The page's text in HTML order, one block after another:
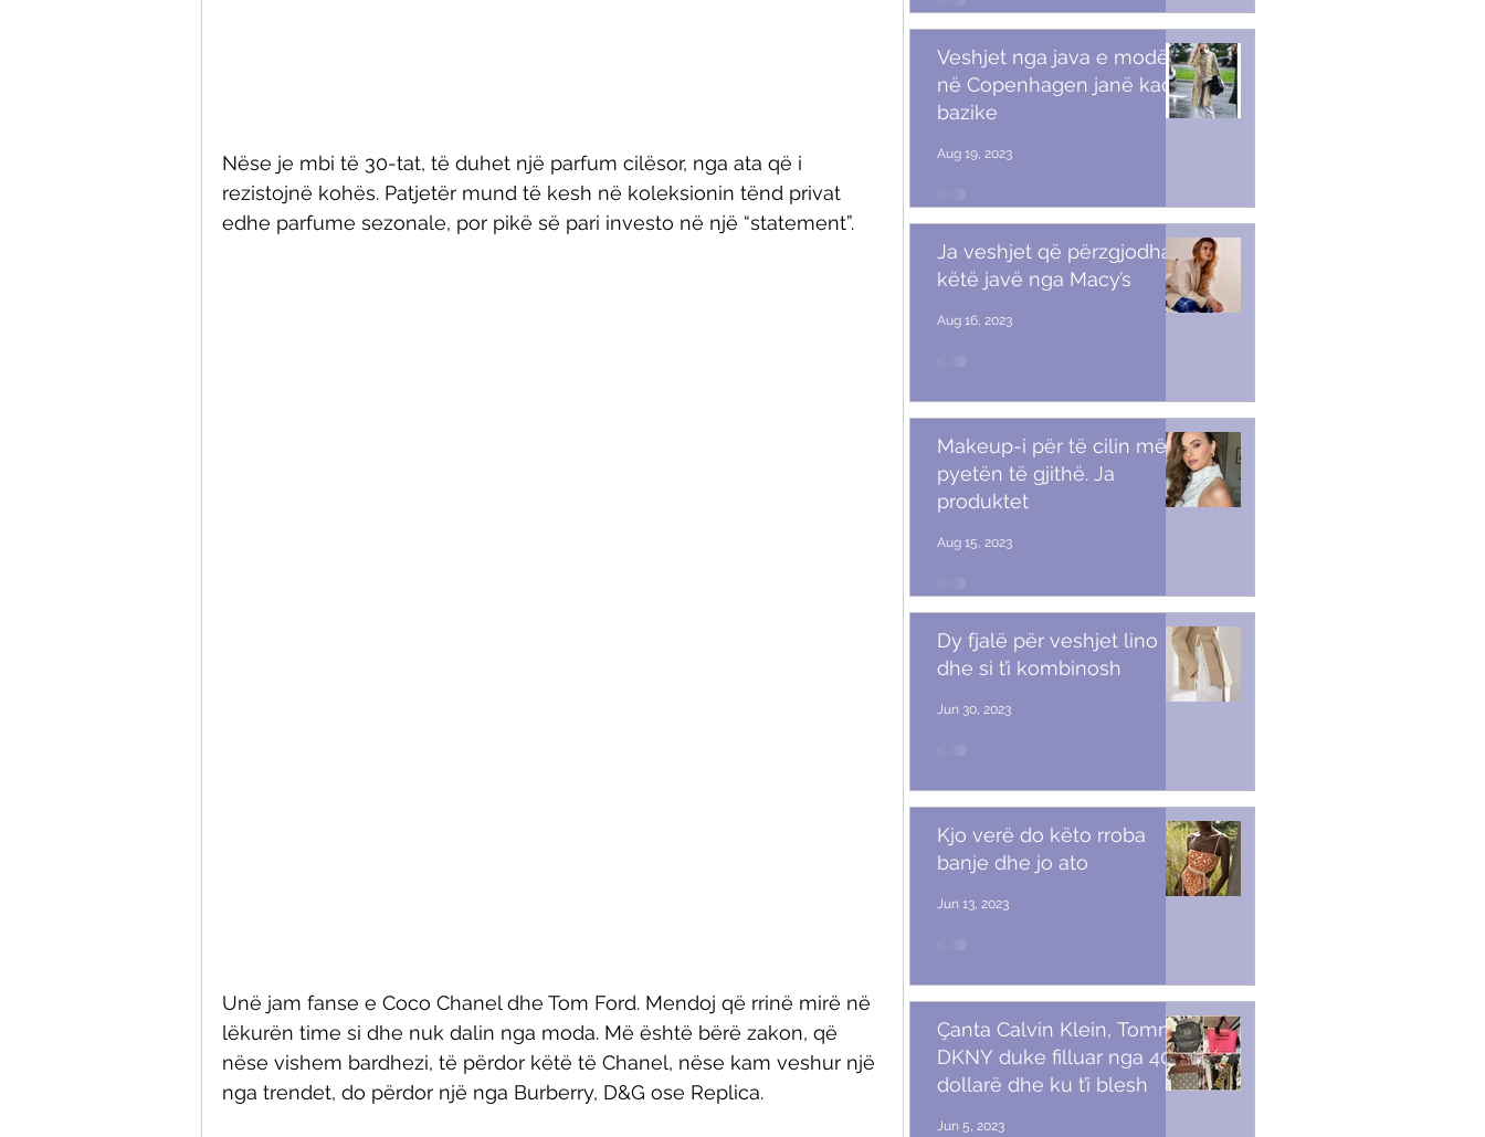
Nëse je mbi të 30-tat, të duhet një parfum cilësor, nga ata që i
rezistojnë kohës. Patjetër mund të kesh në koleksionin tënd privat
edhe parfume sezonale, por pikë së pari investo në një “statement”.
Unë jam fanse e Coco Chanel dhe Tom Ford. Mendoj që rrinë mirë në
lëkurën time si dhe nuk dalin nga moda. Më është bërë zakon, që
nëse vishem bardhezi, të përdor këtë të Chanel, nëse kam veshur një
nga trendet, do përdor një nga Burberry, D&G ose Replica.
Veshjet nga java e modës
në Copenhagen janë kaq
bazike
Aug 19, 2023
Ja veshjet që përzgjodha
këtë javë nga Macy’s
Aug 16, 2023
Makeup-i për të cilin më
pyetën të gjithë. Ja
produktet
Aug 15, 2023
Dy fjalë për veshjet lino
dhe si t’i kombinosh
Jun 30, 2023
Kjo verë do këto rroba
banje dhe jo ato
Jun 13, 2023
Çanta Calvin Klein, Tommy,
DKNY duke filluar nga 40
dollarë dhe ku t’i blesh
Jun 5, 2023